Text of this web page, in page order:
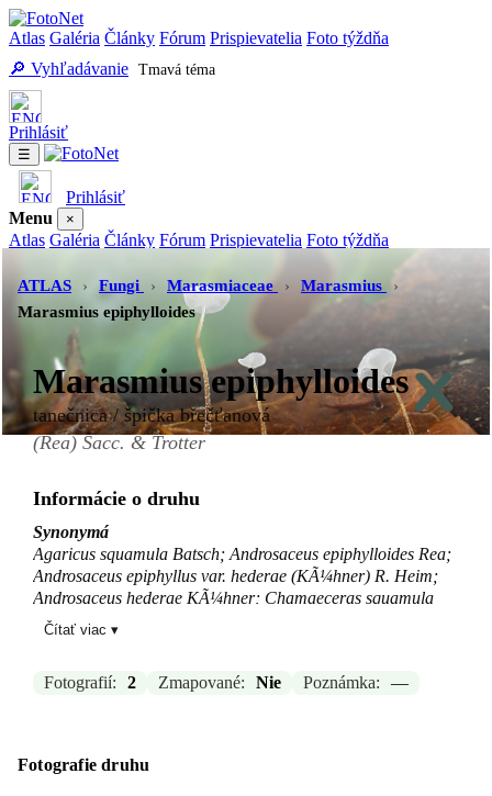
Atlas Galéria Články Fórum Prispievatelia Foto týždňa
🔎 Vyhľadávanie Tmavá téma
Prihlásiť
☰
Prihlásiť
Menu
×
Atlas Galéria Články Fórum Prispievatelia Foto týždňa
ATLAS
› Fungi › Marasmiaceae › Marasmius
›
Marasmius epiphylloides
Marasmius epiphylloides
tanečnica / špička břečťanová
(Rea) Sacc. & Trotter
Informácie o druhu
Synonymá
Agaricus squamula Batsch; Androsaceus epiphylloides Rea;
Androsaceus epiphyllus var. hederae (KÃ¼hner) R. Heim;
Androsaceus hederae KÃ¼hner; Chamaeceras squamula
(Batsch) Kuntze; Marasmius epiphylloides (Rea) Sacc. &
Marasmius squamula (Batsch) Penn.; Merulius squamula
Čítať viac ▾
Fotografií: 2 Zmapované: Nie Poznámka: —
Fotografie druhu